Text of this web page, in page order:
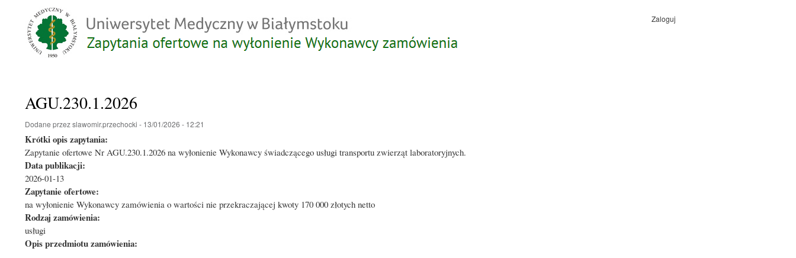
Menu
Zaloguj
AGU.230.1.2026
Dodane przezslawomir.przechocki - 13/01/2026 - 12:21
Krótki opis zapytania:
Zapytanie ofertowe Nr AGU.230.1.2026 na wyłonienie Wykonawcy świadczącego usługi transportu zwierząt laboratoryjnych.
Data publikacji:
2026-01-13
Zapytanie ofertowe:
na wyłonienie Wykonawcy zamówienia o wartości nie przekraczającej kwoty 170 000 złotych netto
Rodzaj zamówienia:
usługi
Opis przedmiotu zamówienia: